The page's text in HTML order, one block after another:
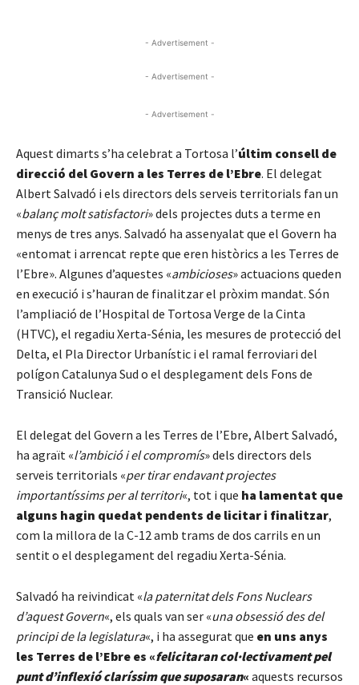
- Advertisement -
- Advertisement -
- Advertisement -
Aquest dimarts s’ha celebrat a Tortosa l’últim consell de
direcció del Govern a les Terres de l’Ebre. El delegat
Albert Salvadó i els directors dels serveis territorials fan un
«balanç molt satisfactori» dels projectes duts a terme en
menys de tres anys. Salvadó ha assenyalat que el Govern ha
«entomat i arrencat repte que eren històrics a les Terres de
l’Ebre». Algunes d’aquestes «ambicioses» actuacions queden
en execució i s’hauran de finalitzar el pròxim mandat. Són
l’ampliació de l’Hospital de Tortosa Verge de la Cinta
(HTVC), el regadiu Xerta-Sénia, les mesures de protecció del
Delta, el Pla Director Urbanístic i el ramal ferroviari del
polígon Catalunya Sud o el desplegament dels Fons de
Transició Nuclear.
El delegat del Govern a les Terres de l’Ebre, Albert Salvadó,
ha agraït «l’ambició i el compromís» dels directors dels
serveis territorials «per tirar endavant projectes
importantíssims per al territori«, tot i que ha lamentat que
alguns hagin quedat pendents de licitar i finalitzar,
com la millora de la C-12 amb trams de dos carrils en un
sentit o el desplegament del regadiu Xerta-Sénia.
Salvadó ha reivindicat «la paternitat dels Fons Nuclears
d’aquest Govern«, els quals van ser «una obsessió des del
principi de la legislatura«, i ha assegurat que en uns anys
les Terres de l’Ebre es «felicitaran col·lectivament pel
punt d’inflexió claríssim que suposaran« aquests recursos